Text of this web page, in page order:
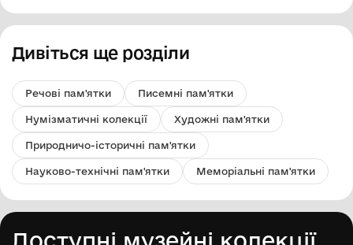
Дивіться ще розділи
Речові пам'ятки Писемні пам'ятки
Нумізматичні колекції Художні пам'ятки
Природничо-історичні пам'ятки
Науково-технічні пам'ятки Меморіальні пам'ятки
Доступні музейні колекції